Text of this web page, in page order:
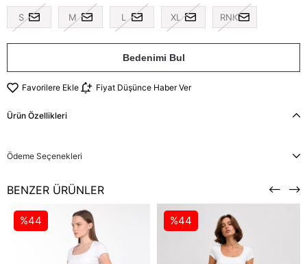
S M L XL RNK
Bedenimi Bul
Favorilere Ekle Fiyat Düşünce Haber Ver
Ürün Özellikleri
Ödeme Seçenekleri
BENZER ÜRÜNLER
%44 %44